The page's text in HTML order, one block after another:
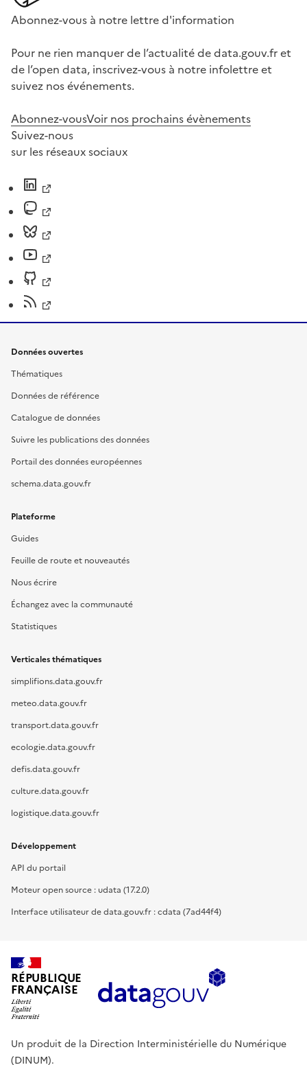
Abonnez-vous à notre lettre d'information
Pour ne rien manquer de l’actualité de data.gouv.fr et
de l’open data, inscrivez-vous à notre infolettre et
suivez nos événements.
Abonnez-vousVoir nos prochains évènements
Suivez-nous
sur les réseaux sociaux
Données ouvertes
Thématiques
Données de référence
Catalogue de données
Suivre les publications des données
Portail des données européennes
schema.data.gouv.fr
Plateforme
Guides
Feuille de route et nouveautés
Nous écrire
Échangez avec la communauté
Statistiques
Verticales thématiques
simplifions.data.gouv.fr
meteo.data.gouv.fr
transport.data.gouv.fr
ecologie.data.gouv.fr
defis.data.gouv.fr
culture.data.gouv.fr
logistique.data.gouv.fr
Développement
API du portail
Moteur open source : udata (17.2.0)
Interface utilisateur de data.gouv.fr : cdata (7ad44f4)
RÉPUBLIQUE
FRANÇAISE
Un produit de la Direction Interministérielle du Numérique
(DINUM).